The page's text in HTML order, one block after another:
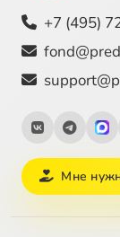
+7 (495)
Мне